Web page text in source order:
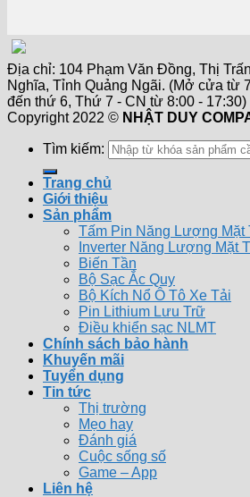
Địa chỉ: 104 Phạm Văn Đồng, Thị
Nghĩa, Tỉnh Quảng Ngãi. (Mở cửa từ
đến thứ 6, Thứ 7 - CN từ 8:00 - 17:30)
Copyright 2022 © NHẬT DUY
Tìm kiếm:
Trang chủ
Giới thiệu
Sản phẩm
Tấm Pin Năng Lượng Mặt
Inverter Năng Lượng Mặt
Biến Tần
Bộ Sạc Ắc Quy
Bộ Kích Nổ Ô Tô Xe Tải
Pin Lithium Lưu Trữ
Điều khiển sạc NLMT
Chính sách bảo hành
Khuyến mãi
Tuyển dụng
Tin tức
Thị trường
Mẹo hay
Đánh giá
Cuộc sống số
Game – App
Liên hệ